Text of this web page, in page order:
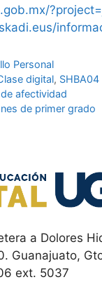
Personal
digital, SHBA04
afectividad
de primer grado
a Dolores
Guanajuato,
ext. 5037